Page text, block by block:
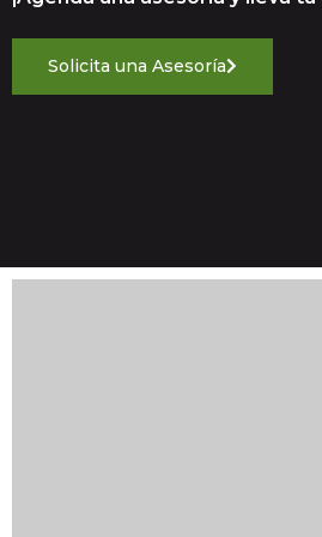
Solicita una Asesoría